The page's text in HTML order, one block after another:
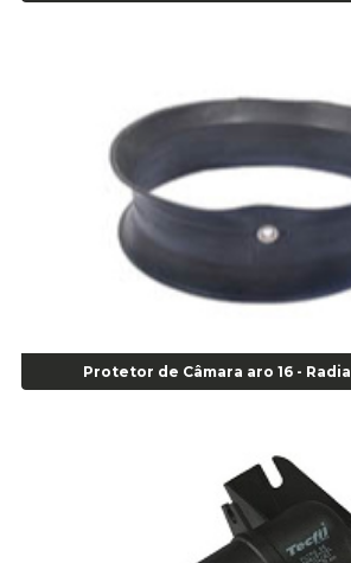
Alicate Bico Curvo - Cod 01781
Alicate Bico Reto - Cod 02804
Alicate Bico Reto para Anéis Internos - Cod
Alicate Bico Reto Tipo Telefone - Cod 02911
Alicate Bomba D Água - Cod 01326
Alicate Corte Diagonal - Cod 02138
Alicate Corte Frontal - Cod 02685
Alicate de Corte Diagonal - cod 02138
Alicate para Abracadeira 3/16" x 1.3/16" 29840 -
Alicate para Anéis Externos Bico Reto -
Alicate para Anéis Externos com Bico Curvo -
Alicate para Anéis Internos Bico Curvo -
Protetor de Câmara aro 16 -